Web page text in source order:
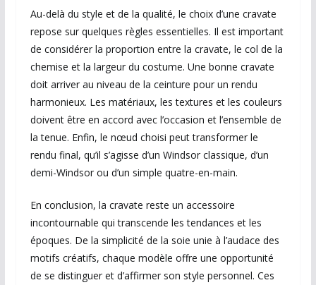
Au-delà du style et de la qualité, le choix d’une cravate
repose sur quelques règles essentielles. Il est important
de considérer la proportion entre la cravate, le col de la
chemise et la largeur du costume. Une bonne cravate
doit arriver au niveau de la ceinture pour un rendu
harmonieux. Les matériaux, les textures et les couleurs
doivent être en accord avec l’occasion et l’ensemble de
la tenue. Enfin, le nœud choisi peut transformer le
rendu final, qu’il s’agisse d’un Windsor classique, d’un
demi-Windsor ou d’un simple quatre-en-main.
En conclusion, la cravate reste un accessoire
incontournable qui transcende les tendances et les
époques. De la simplicité de la soie unie à l’audace des
motifs créatifs, chaque modèle offre une opportunité
de se distinguer et d’affirmer son style personnel. Ces